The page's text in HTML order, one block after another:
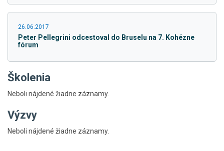
26.06.2017
Peter Pellegrini odcestoval do Bruselu na 7. Kohézne
fórum
Školenia
Neboli nájdené žiadne záznamy.
Výzvy
Neboli nájdené žiadne záznamy.